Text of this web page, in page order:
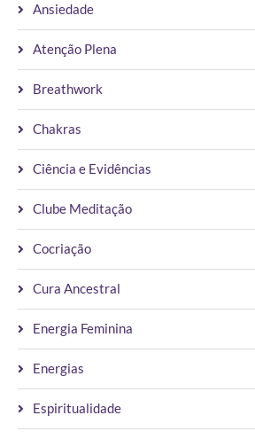
Ansiedade
Atenção Plena
Breathwork
Chakras
Ciência e Evidências
Clube Meditação
Cocriação
Cura Ancestral
Energia Feminina
Energias
Espiritualidade